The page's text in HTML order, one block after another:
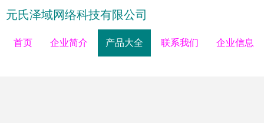
元氏泽域网络科技有限公司
首页 企业简介 产品大全 联系我们 企业信息